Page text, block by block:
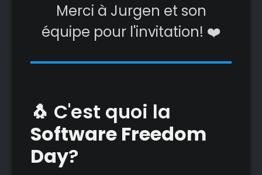
Merci à Jurgen et son
équipe pour l'invitation! ❤️
🐧 C'est quoi la
Software Freedom
Day?